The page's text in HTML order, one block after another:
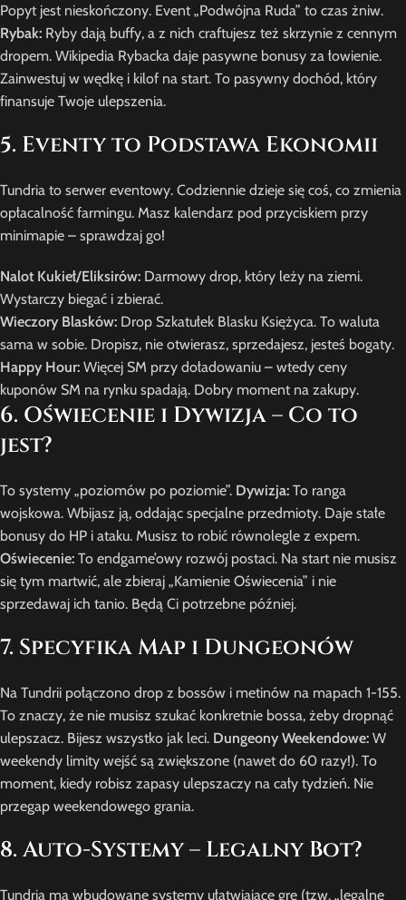
Popyt jest nieskończony. Event „Podwójna Ruda” to czas żniw.
Rybak: Ryby dają buffy, a z nich craftujesz też skrzynie z cennym
dropem. Wikipedia Rybacka daje pasywne bonusy za łowienie.
Zainwestuj w wędkę i kilof na start. To pasywny dochód, który
finansuje Twoje ulepszenia.
5. Eventy to Podstawa Ekonomii
Tundria to serwer eventowy. Codziennie dzieje się coś, co zmienia
opłacalność farmingu. Masz kalendarz pod przyciskiem przy
minimapie – sprawdzaj go!
Nalot Kukieł/Eliksirów: Darmowy drop, który leży na ziemi.
Wystarczy biegać i zbierać.
Wieczory Blasków: Drop Szkatułek Blasku Księżyca. To waluta
sama w sobie. Dropisz, nie otwierasz, sprzedajesz, jesteś bogaty.
Happy Hour: Więcej SM przy doładowaniu – wtedy ceny
kuponów SM na rynku spadają. Dobry moment na zakupy.
6. Oświecenie i Dywizja – Co to
jest?
To systemy „poziomów po poziomie”. Dywizja: To ranga
wojskowa. Wbijasz ją, oddając specjalne przedmioty. Daje stałe
bonusy do HP i ataku. Musisz to robić równolegle z expem.
Oświecenie: To endgame’owy rozwój postaci. Na start nie musisz
się tym martwić, ale zbieraj „Kamienie Oświecenia” i nie
sprzedawaj ich tanio. Będą Ci potrzebne później.
7. Specyfika Map i Dungeonów
Na Tundrii połączono drop z bossów i metinów na mapach 1-155.
To znaczy, że nie musisz szukać konkretnie bossa, żeby dropnąć
ulepszacz. Bijesz wszystko jak leci. Dungeony Weekendowe: W
weekendy limity wejść są zwiększone (nawet do 60 razy!). To
moment, kiedy robisz zapasy ulepszaczy na cały tydzień. Nie
przegap weekendowego grania.
8. Auto-Systemy – Legalny Bot?
Tundria ma wbudowane systemy ułatwiające grę (tzw. „legalne